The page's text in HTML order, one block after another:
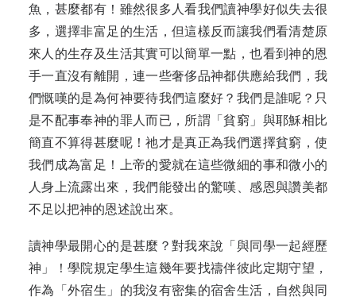
魚，甚麼都有！雖然很多人看我們讀神學好似失去很
多，選擇非富足的生活，但這樣反而讓我們看清楚原
來人的生存及生活其實可以簡單一點，也看到神的恩
手一直沒有離開，連一些奢侈品神都供應給我們，我
們慨嘆的是為何神要待我們這麼好？我們是誰呢？只
是不配事奉神的罪人而已，所謂「貧窮」與耶穌相比
簡直不算得甚麼呢！祂才是真正為我們選擇貧窮，使
我們成為富足！上帝的愛就在這些微細的事和微小的
人身上流露出來，我們能發出的驚嘆、感恩與讚美都
不足以把神的恩述說出來。
讀神學最開心的是甚麼？對我來說「與同學一起經歷
神」！學院規定學生這幾年要找禱伴彼此定期守望，
作為「外宿生」的我沒有密集的宿舍生活，自然與同